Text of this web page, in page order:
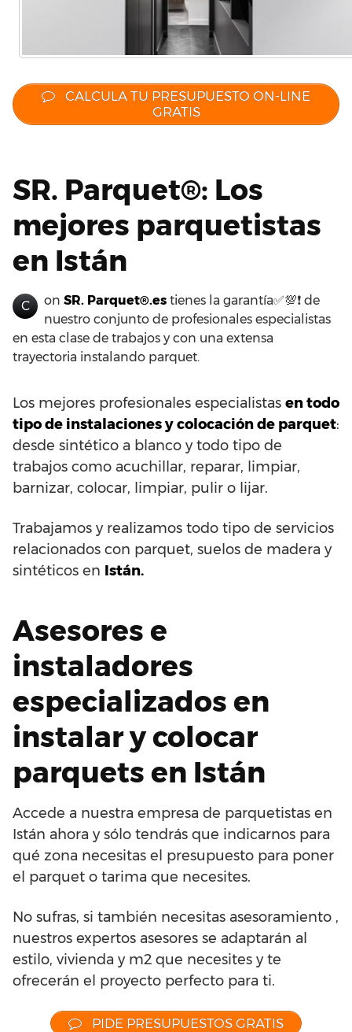
CALCULA TU PRESUPUESTO ON-LINE
GRATIS
SR. Parquet®: Los
mejores parquetistas
en Istán
C on SR. Parquet®.es tienes la garantía✅💯❗ de
nuestro conjunto de profesionales especialistas
en esta clase de trabajos y con una extensa
trayectoria instalando parquet.
Los mejores profesionales especialistas en todo
tipo de instalaciones y colocación de parquet:
desde sintético a blanco y todo tipo de
trabajos como acuchillar, reparar, limpiar,
barnizar, colocar, limpiar, pulir o lijar.
Trabajamos y realizamos todo tipo de servicios
relacionados con parquet, suelos de madera y
sintéticos en Istán.
Asesores e
instaladores
especializados en
instalar y colocar
parquets en Istán
Accede a nuestra empresa de parquetistas en
Istán ahora y sólo tendrás que indicarnos para
qué zona necesitas el presupuesto para poner
el parquet o tarima que necesites.
No sufras, si también necesitas asesoramiento ,
nuestros expertos asesores se adaptarán al
estilo, vivienda y m2 que necesites y te
ofrecerán el proyecto perfecto para ti.
PIDE PRESUPUESTOS GRATIS